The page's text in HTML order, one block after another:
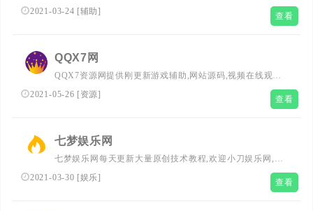
新、最好、最准、最完整的软件，及影视、活动资讯、编程
2021-03-24 [辅助] 查看
QQX7网
QQX7资源网提供刚更新游戏辅助,网站源码,视频在线观
看,QQ软件等。努力打造为全国网络爱好者提供优志服务的
2021-05-26 [资源] 查看
七梦娱乐网
七梦娱乐网每天更新大量原创技术教程,欢迎小刀娱乐网,我
爱辅助网,爱收集资源网,善恶资源网,lol活动,qq技术的朋友
访问学习,我们努力打造全网最大的qq资源网、让我们的q生
2021-03-30 [娱乐] 查看